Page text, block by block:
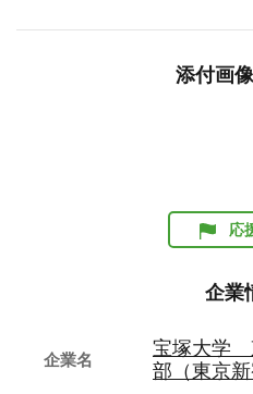
添付画
応
企業
企業名
宝塚大学
部（東京新